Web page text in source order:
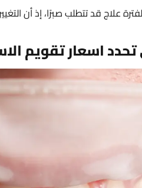
علاج قد تتطلب صبرًا، إذ أن
تحدد اسعار تقويم